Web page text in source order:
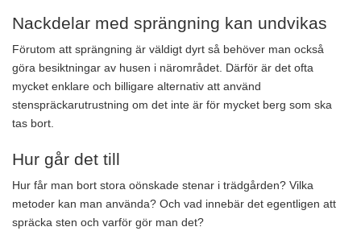
Nackdelar med sprängning kan undvikas
Förutom att sprängning är väldigt dyrt så behöver man också
göra besiktningar av husen i närområdet. Därför är det ofta
mycket enklare och billigare alternativ att använd
stenspräckarutrustning om det inte är för mycket berg som ska
tas bort.
Hur går det till
Hur får man bort stora oönskade stenar i trädgården? Vilka
metoder kan man använda? Och vad innebär det egentligen att
spräcka sten och varför gör man det?